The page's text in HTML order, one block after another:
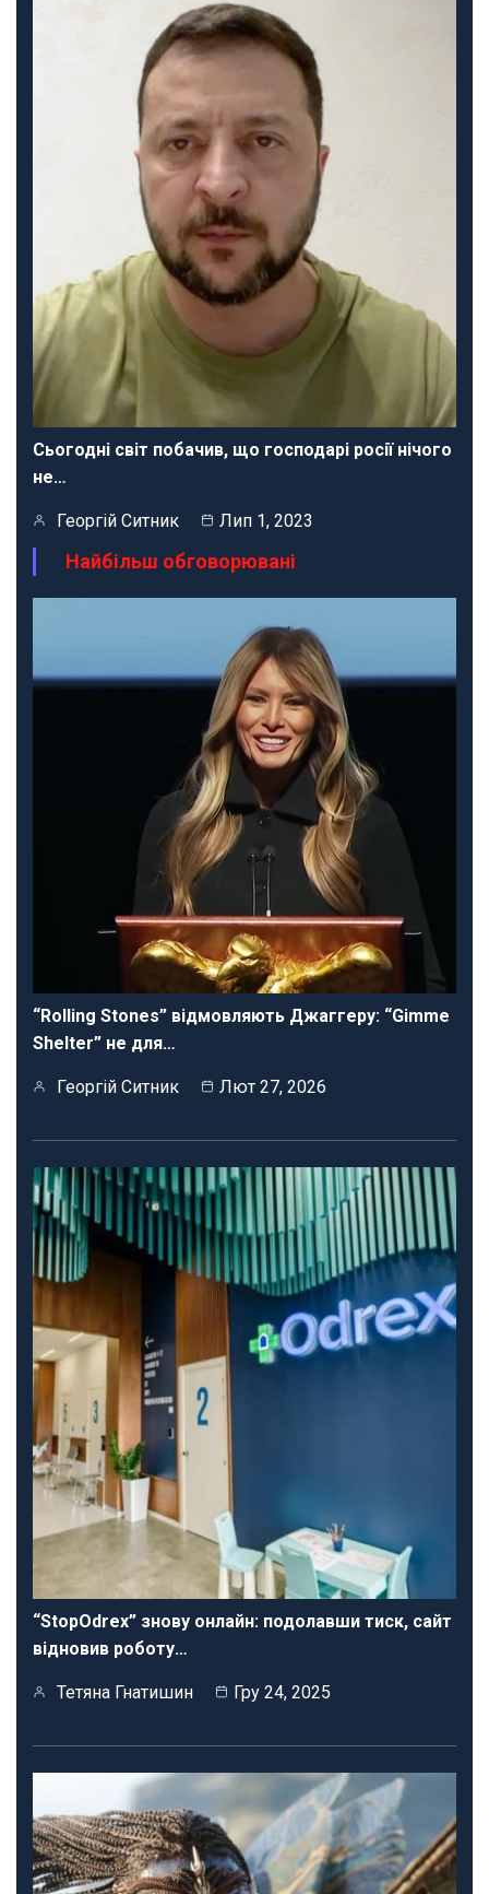
Сьогодні світ побачив, що господарі росії нічого
не…
Георгій Ситник Лип 1, 2023
Найбільш обговорювані
“Rolling Stones” відмовляють Джаггеру: “Gimme
Shelter” не для…
Георгій Ситник Лют 27, 2026
“StopOdrex” знову онлайн: подолавши тиск, сайт
відновив роботу…
Тетяна Гнатишин Гру 24, 2025